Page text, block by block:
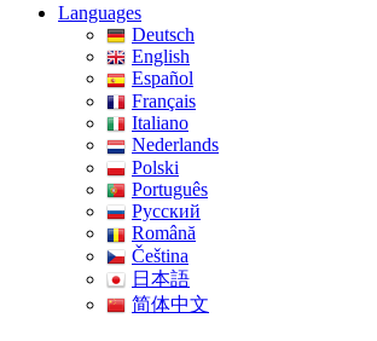
Languages
Deutsch
English
Español
Français
Italiano
Nederlands
Polski
Português
Pусский
Română
Čeština
日本語
简体中文